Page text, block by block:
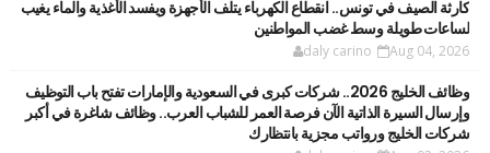
كارثة الصيف في تونس.. انقطاع الكهرباء يتلف الأجهزة ويفسد الأغذية والماء يغيب
لساعات طويلة وسط غضب المواطنين
daly carino Aug 04, 2026
وظائف الخليج 2026.. شركات كبرى في السعودية والإمارات تفتح باب التوظيف
وإرسال السيرة الذاتية الآن فرصة العمر للشباب العرب.. وظائف شاغرة في أكبر
شركات الخليج ورواتب مجزية بانتظارك